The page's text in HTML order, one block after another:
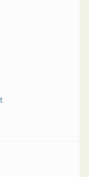
e IT es fundamental